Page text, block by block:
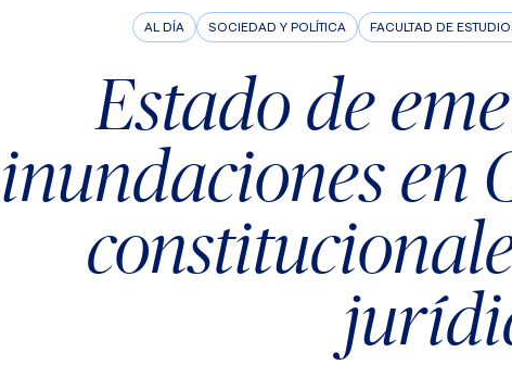
AL DÍA SOCIEDAD Y POLÍTICA FACULTAD DE
Estado de
inundaciones en